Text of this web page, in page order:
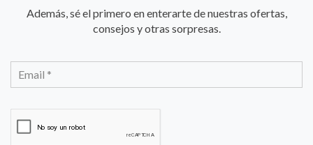
Además, sé el primero en enterarte de nuestras ofertas,
consejos y otras sorpresas.